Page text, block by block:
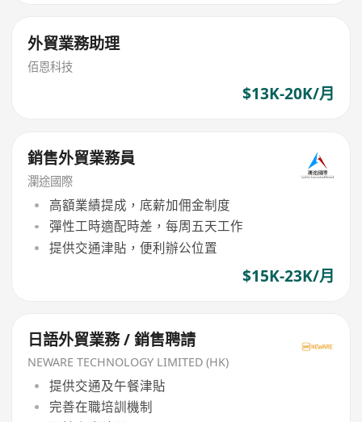
外貿業務助理
佰恩科技
$13K-20K/月
銷售外貿業務員
瀾途國際
高額業績提成，底薪加佣金制度
彈性工時適配時差，每周五天工作
提供交通津貼，便利辦公位置
$15K-23K/月
日語外貿業務 / 銷售聘請
NEWARE TECHNOLOGY LIMITED (HK)
提供交通及午餐津貼
完善在職培訓機制